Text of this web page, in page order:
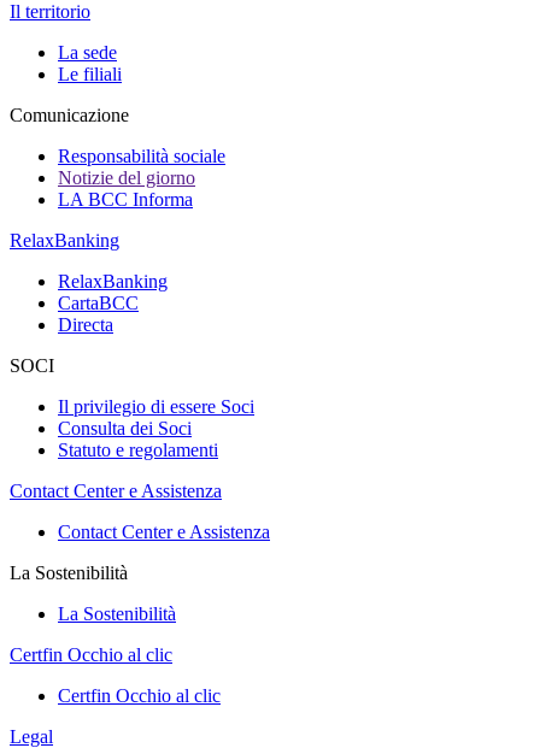
Il territorio
La sede
Le filiali
Comunicazione
Responsabilità sociale
Notizie del giorno
LA BCC Informa
RelaxBanking
RelaxBanking
CartaBCC
Directa
SOCI
Il privilegio di essere Soci
Consulta dei Soci
Statuto e regolamenti
Contact Center e Assistenza
Contact Center e Assistenza
La Sostenibilità
La Sostenibilità
Certfin Occhio al clic
Certfin Occhio al clic
Legal